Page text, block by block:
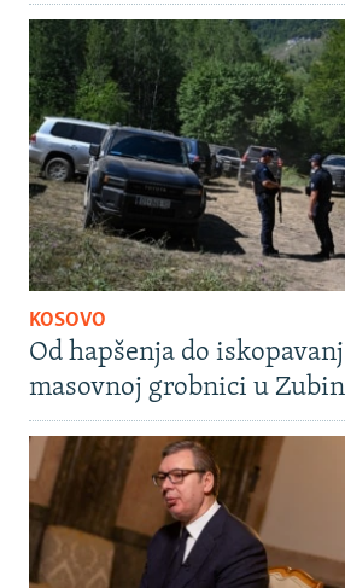
KOSOVO
Od hapšenja do
masovnoj grobnici u